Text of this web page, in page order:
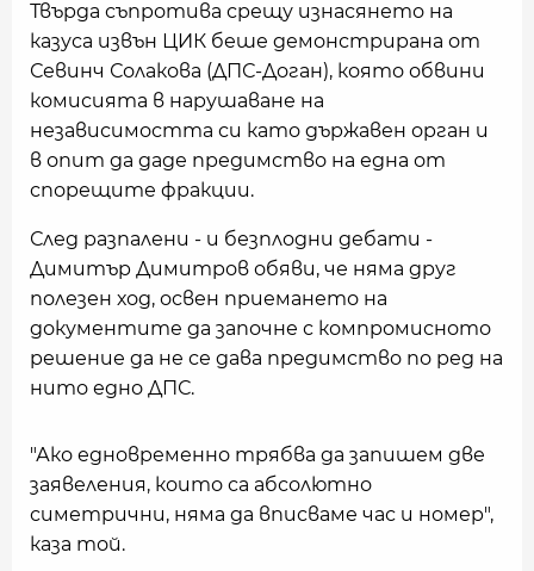
Твърда съпротива срещу изнасянето на
казуса извън ЦИК беше демонстрирана от
Севинч Солакова (ДПС-Доган), която обвини
комисията в нарушаване на
независимостта си като държавен орган и
в опит да даде предимство на една от
спорещите фракции.
След разпалени - и безплодни дебати -
Димитър Димитров обяви, че няма друг
полезен ход, освен приемането на
документите да започне с компромисното
решение да не се дава предимство по ред на
нито едно ДПС.
"Ако едновременно трябва да запишем две
заявеления, които са абсолютно
симетрични, няма да вписваме час и номер",
каза той.